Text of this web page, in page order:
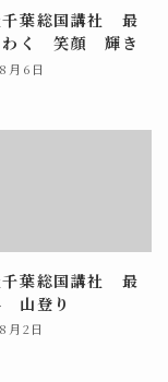
千葉総国講社 最
く 笑顔 輝き
月6日
千葉総国講社 最
山登り
月2日